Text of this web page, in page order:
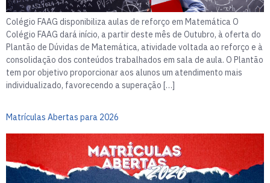
Colégio FAAG disponibiliza aulas de reforço em Matemática O
Colégio FAAG dará início, a partir deste mês de Outubro, à oferta do
Plantão de Dúvidas de Matemática, atividade voltada ao reforço e à
consolidação dos conteúdos trabalhados em sala de aula. O Plantão
tem por objetivo proporcionar aos alunos um atendimento mais
individualizado, favorecendo a superação […]
Matrículas Abertas para 2026